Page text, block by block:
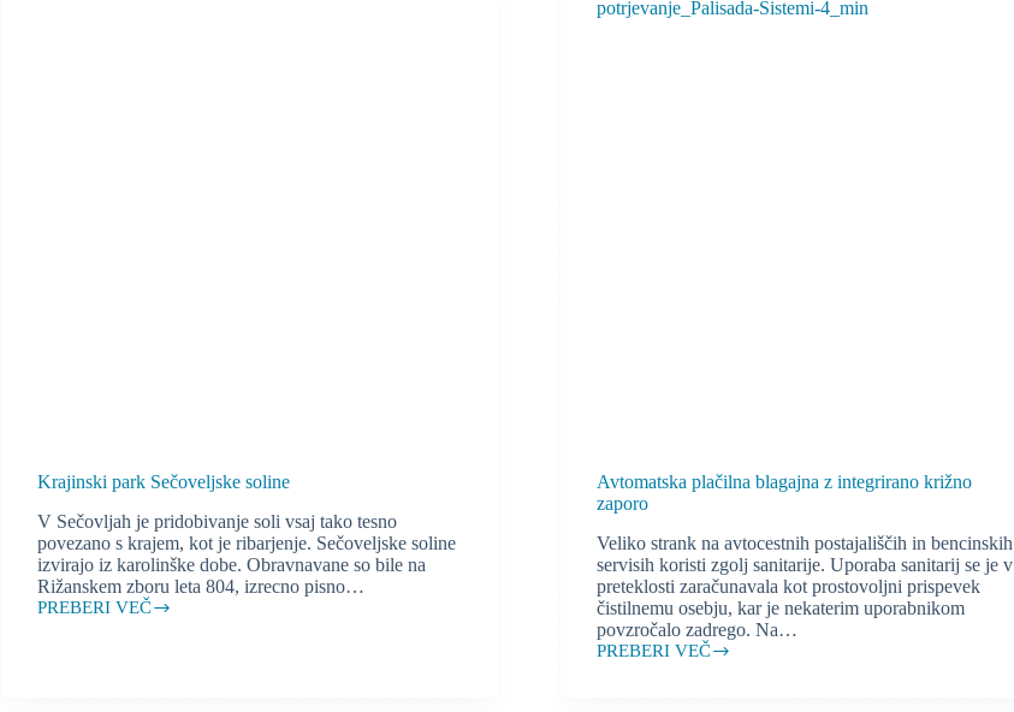
Krajinski park Sečoveljske soline
V Sečovljah je pridobivanje soli vsaj tako tesno
povezano s krajem, kot je ribarjenje. Sečoveljske soline
izvirajo iz karolinške dobe. Obravnavane so bile na
Rižanskem zboru leta 804, izrecno pisno…
PREBERI VEČ
Krajinski
Avtomatska plačilna blagajna z integrirano križno
zaporo
Veliko strank na avtocestnih postajališčih in bencinskih
servisih koristi zgolj sanitarije. Uporaba sanitarij se je v
preteklosti zaračunavala kot prostovoljni prispevek
čistilnemu osebju, kar je nekaterim uporabnikom
povzročalo zadrego. Na…
PREBERI VEČ
Avtomatska